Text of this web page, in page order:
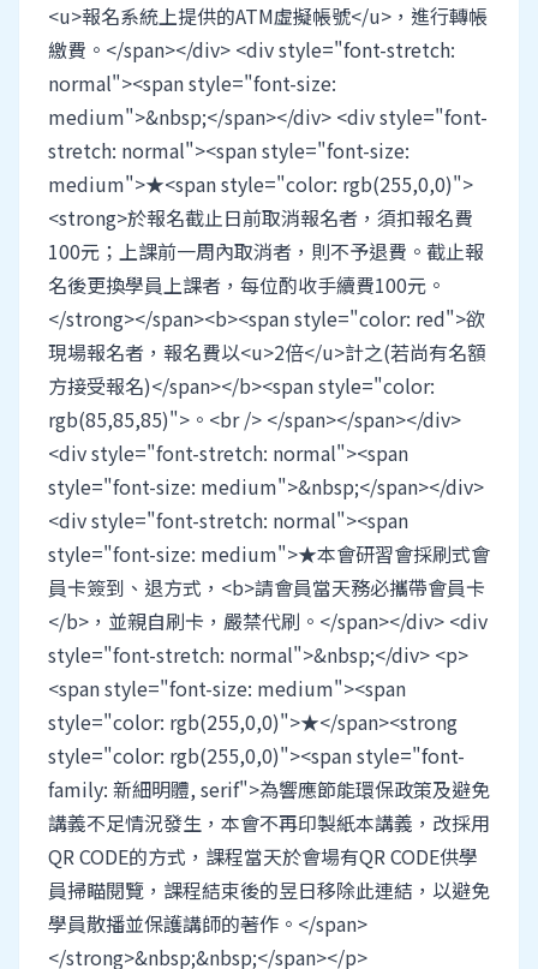
<u>報名系統上提供的ATM虛擬帳號</u>，進行轉帳
繳費。</span></div> <div style="font-stretch:
normal"><span style="font-size:
medium">&nbsp;</span></div> <div style="font-
stretch: normal"><span style="font-size:
medium">★<span style="color: rgb(255,0,0)">
<strong>於報名截止日前取消報名者，須扣報名費
100元；上課前一周內取消者，則不予退費。截止報
名後更換學員上課者，每位酌收手續費100元。
</strong></span><b><span style="color: red">欲
現場報名者，報名費以<u>2倍</u>計之(若尚有名額
方接受報名)</span></b><span style="color:
rgb(85,85,85)">。<br /> </span></span></div>
<div style="font-stretch: normal"><span
style="font-size: medium">&nbsp;</span></div>
<div style="font-stretch: normal"><span
style="font-size: medium">★本會研習會採刷式會
員卡簽到、退方式，<b>請會員當天務必攜帶會員卡
</b>，並親自刷卡，嚴禁代刷。</span></div> <div
style="font-stretch: normal">&nbsp;</div> <p>
<span style="font-size: medium"><span
style="color: rgb(255,0,0)">★</span><strong
style="color: rgb(255,0,0)"><span style="font-
family: 新細明體, serif">為響應節能環保政策及避免
講義不足情況發生，本會不再印製紙本講義，改採用
QR CODE的方式，課程當天於會場有QR CODE供學
員掃瞄閱覽，課程結束後的昱日移除此連結，以避免
學員散播並保護講師的著作。</span>
</strong>&nbsp;&nbsp;</span></p>